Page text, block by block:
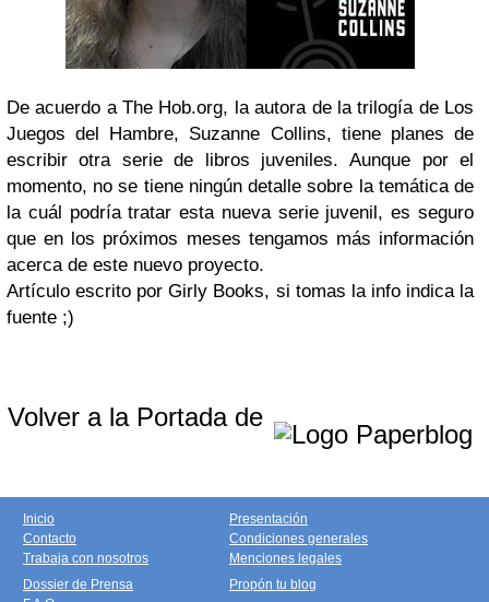
De acuerdo a The Hob.org, la autora de la trilogía de Los
Juegos del Hambre, Suzanne Collins, tiene planes de
escribir otra serie de libros juveniles. Aunque por el
momento, no se tiene ningún detalle sobre la temática de
la cuál podría tratar esta nueva serie juvenil, es seguro
que en los próximos meses tengamos más información
acerca de este nuevo proyecto.
Artículo escrito por Girly Books, si tomas la info indica la
fuente ;)
Volver a la Portada de
Inicio
Contacto
Trabaja con nosotros
Presentación
Condiciones generales
Menciones legales
Dossier de Prensa
Propón tu blog